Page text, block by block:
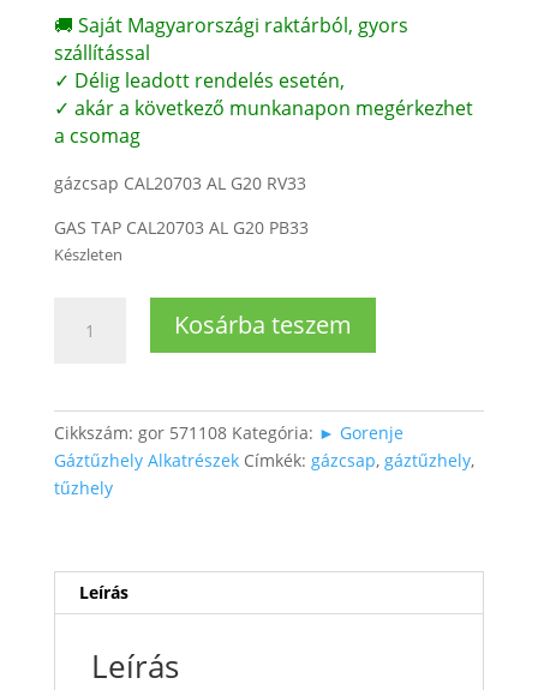
🚚 Saját Magyarországi raktárból, gyors
szállítással
✓ Délig leadott rendelés esetén,
✓ akár a következő munkanapon megérkezhet
a csomag
gázcsap CAL20703 AL G20 RV33
GAS TAP CAL20703 AL G20 PB33
Készleten
gázcsap
Kosárba teszem
Cikkszám: gor 571108 Kategória: ► Gorenje
Gáztűzhely Alkatrészek Címkék: gázcsap, gáztűzhely,
tűzhely
Leírás
Leírás